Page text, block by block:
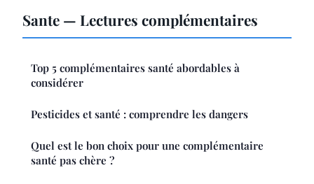
Sante — Lectures complémentaires
Top 5 complémentaires santé abordables à
considérer
Pesticides et santé : comprendre les dangers
Quel est le bon choix pour une complémentaire
santé pas chère ?